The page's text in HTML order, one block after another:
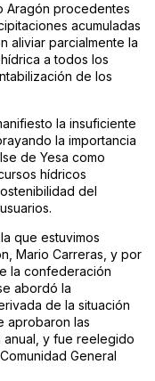
Aragón procedentes
acumuladas
aliviar parcialmente la
a todos los
de los
la insuficiente
la importancia
de Yesa como
hídricos
del
que estuvimos
Mario Carreras, y por
la confederación
abordó la
de la situación
aprobaron las
anual, y fue reelegido
General